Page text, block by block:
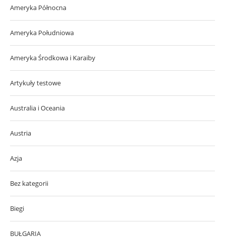
Ameryka Północna
Ameryka Południowa
Ameryka Środkowa i Karaiby
Artykuły testowe
Australia i Oceania
Austria
Azja
Bez kategorii
Biegi
BUŁGARIA